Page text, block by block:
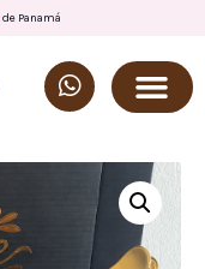
de Panamá